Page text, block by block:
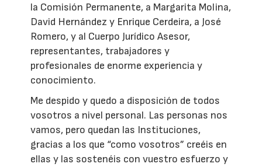
la Comisión Permanente, a Margarita Molina,
David Hernández y Enrique Cerdeira, a José
Romero, y al Cuerpo Jurídico Asesor,
representantes, trabajadores y
profesionales de enorme experiencia y
conocimiento.
Me despido y quedo a disposición de todos
vosotros a nivel personal. Las personas nos
vamos, pero quedan las Instituciones,
gracias a los que “como vosotros” creéis en
ellas y las sostenéis con vuestro esfuerzo y